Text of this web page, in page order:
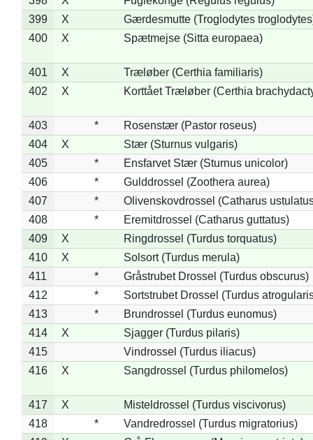
399
X
Gærdesmutte (Troglodytes
400
X Spætmejse (Sitta europaea)
401 X
Træløber (Certhia familiaris)
402
X Korttået Træløber (Certhia
403 *
Rosenstær (Pastor roseus)
404
X
Stær (Sturnus vulgaris)
405
*
Ensfarvet Stær (Sturnus unicolor)
406
*
Gulddrossel (Zoothera aurea)
407
*
Olivenskovdrossel (Catharus
408
*
Eremitdrossel (Catharus guttatus)
409
X
Ringdrossel (Turdus torquatus)
410
X
Solsort (Turdus merula)
411
*
Gråstrubet Drossel (Turdus obscurus)
412
*
Sortstrubet Drossel (Turdus
413
*
Brundrossel (Turdus eunomus)
414
X
Sjagger (Turdus pilaris)
415
Vindrossel (Turdus iliacus)
416
X Sangdrossel (Turdus philomelos)
417 X
Misteldrossel (Turdus viscivorus)
418
*
Vandredrossel (Turdus migratorius)